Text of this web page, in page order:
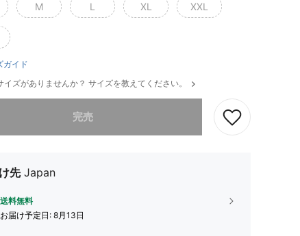
M L XL XXL
ガイド
イズがありませんか？ サイズを教えてください。
完売
ませんが、この商品は完売しました。
先 Japan
送料無料
お届け予定日: 8月13日